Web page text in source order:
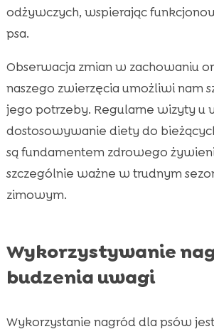
odżywczych, wspierając
psa.
Obserwacja zmian w zachowaniu
naszego zwierzęcia umożliwi nam
jego potrzeby. Regularne wizyty u
dostosowywanie diety do
są fundamentem zdrowego
szczególnie ważne w trudnym
zimowym.
Wykorzystywanie
budzenia uwagi
Wykorzystanie nagród dla psów